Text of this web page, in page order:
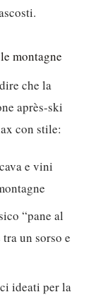
montagne
che la
après-ski
con stile:
e vini
“pane al
un sorso e
ideati per la